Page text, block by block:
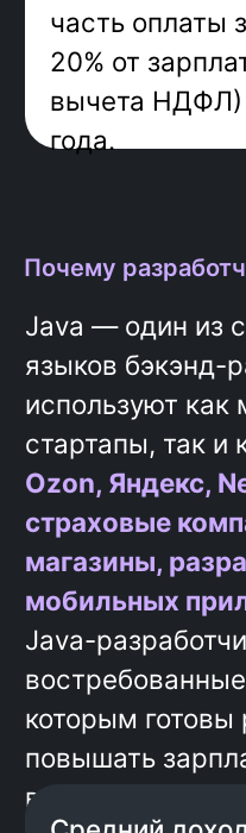
Почему
Упаковка и
приложений через
контейнерные
Работа с базами
Интеграция
Java-проекты